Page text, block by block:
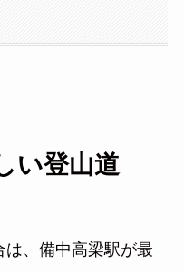
い登山道
、備中高梁駅が最